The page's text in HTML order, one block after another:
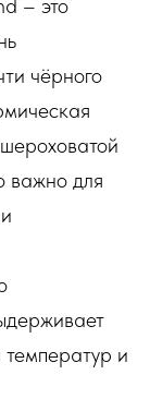
– это
чёрного
важно для
и